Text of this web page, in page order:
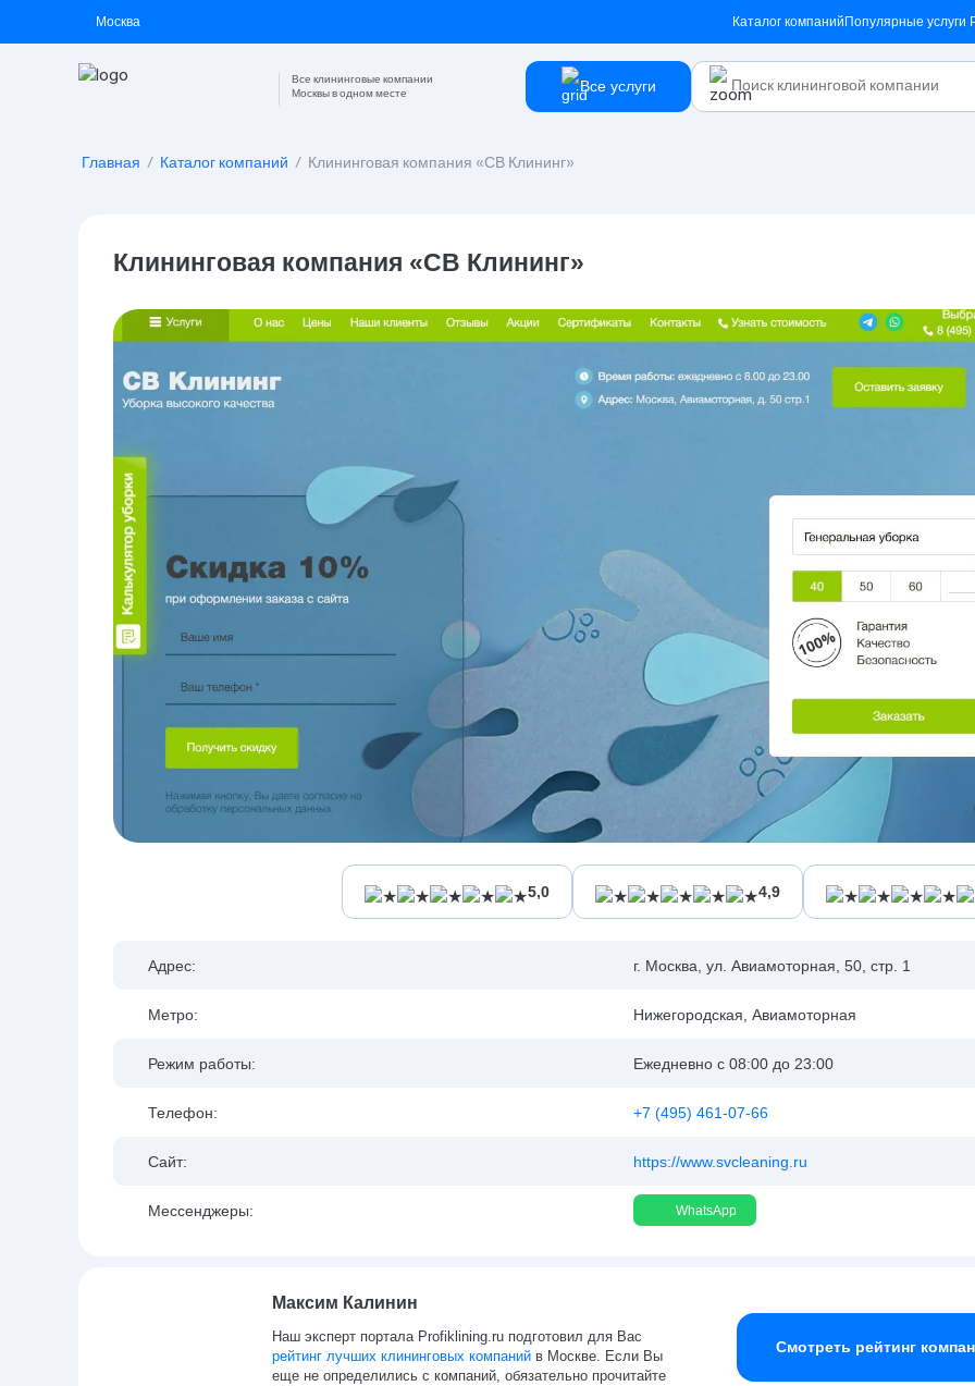
Москва Каталог компаний Популярные услуги
Все клининговые компании
Москвы в одном месте
Все услуги
Главная / Каталог компаний / Клининговая компания «СВ Клининг»
Клининговая компания «СВ Клининг»
5,0 4,9
Адрес: г. Москва, ул. Авиамоторная, 50, стр. 1
Метро: Нижегородская, Авиамоторная
Режим работы: Ежедневно с 08:00 до 23:00
Телефон: +7 (495) 461-07-66
Сайт: https://www.svcleaning.ru
Мессенджеры: WhatsApp
Максим Калинин
Наш эксперт портала Profiklining.ru подготовил для Вас
рейтинг лучших клининговых компанийв Москве. Если Вы
еще не определились с компаний, обязательно прочитайте
Смотреть рейтинг